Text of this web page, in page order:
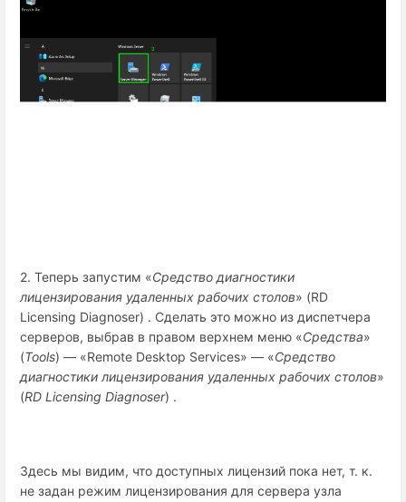
2. Теперь запустим «Средство диагностики
лицензирования удаленных рабочих столов» (RD
Licensing Diagnoser) . Сделать это можно из диспетчера
серверов, выбрав в правом верхнем меню «Средства»
(Tools) — «Remote Desktop Services» — «Средство
диагностики лицензирования удаленных рабочих столов»
(RD Licensing Diagnoser) .
Здесь мы видим, что доступных лицензий пока нет, т. к.
не задан режим лицензирования для сервера узла